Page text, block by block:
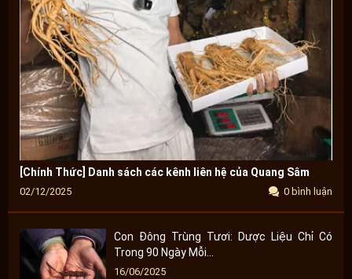
[Chính Thức] Danh sách các kênh liên hệ của Quang Sâm
02/12/2025 0 bình luận
Con Đông Trùng Tươi: Dược Liệu Chỉ Có
Trong 90 Ngày Mỗi...
16/06/2025